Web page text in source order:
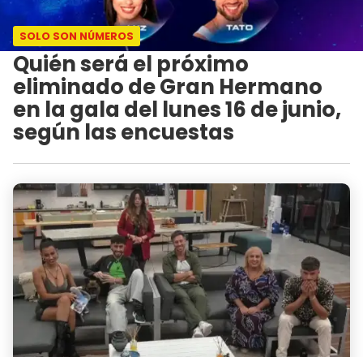
SOLO SON NÚMEROS
Quién será el próximo
eliminado de Gran Hermano
en la gala del lunes 16 de junio,
según las encuestas